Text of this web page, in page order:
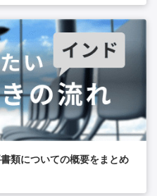
類についての概要をまとめ